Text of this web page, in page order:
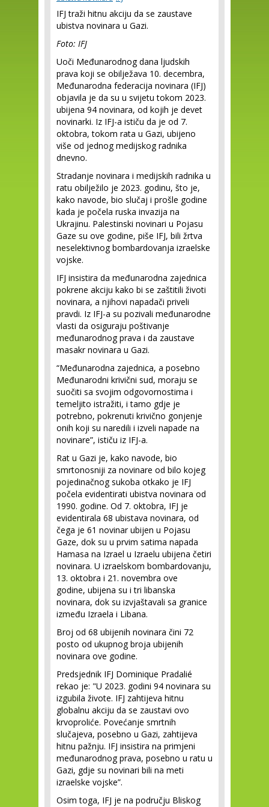
IFJ traži hitnu akciju da se zaustave
ubistva novinara u Gazi.
Foto: IFJ
Uoči Međunarodnog dana ljudskih
prava koji se obilježava 10. decembra,
Međunarodna federacija novinara (IFJ)
objavila je da su u svijetu tokom 2023.
ubijena 94 novinara, od kojih je devet
novinarki. Iz IFJ-a ističu da je od 7.
oktobra, tokom rata u Gazi, ubijeno
više od jednog medijskog radnika
dnevno.
Stradanje novinara i medijskih radnika u
ratu obilježilo je 2023. godinu, što je,
kako navode, bio slučaj i prošle godine
kada je počela ruska invazija na
Ukrajinu. Palestinski novinari u Pojasu
Gaze su ove godine, piše IFJ, bili žrtva
neselektivnog bombardovanja izraelske
vojske.
IFJ insistira da međunarodna zajednica
pokrene akciju kako bi se zaštitili životi
novinara, a njihovi napadači priveli
pravdi. Iz IFJ-a su pozivali međunarodne
vlasti da osiguraju poštivanje
međunarodnog prava i da zaustave
masakr novinara u Gazi.
“Međunarodna zajednica, a posebno
Međunarodni krivični sud, moraju se
suočiti sa svojim odgovornostima i
temeljito istražiti, i tamo gdje je
potrebno, pokrenuti krivično gonjenje
onih koji su naredili i izveli napade na
novinare”, ističu iz IFJ-a.
Rat u Gazi je, kako navode, bio
smrtonosniji za novinare od bilo kojeg
pojedinačnog sukoba otkako je IFJ
počela evidentirati ubistva novinara od
1990. godine. Od 7. oktobra, IFJ je
evidentirala 68 ubistava novinara, od
čega je 61 novinar ubijen u Pojasu
Gaze, dok su u prvim satima napada
Hamasa na Izrael u Izraelu ubijena četiri
novinara. U izraelskom bombardovanju,
13. oktobra i 21. novembra ove
godine, ubijena su i tri libanska
novinara, dok su izvjaštavali sa granice
između Izraela i Libana.
Broj od 68 ubijenih novinara čini 72
posto od ukupnog broja ubijenih
novinara ove godine.
Predsjednik IFJ Dominique Pradalié
rekao je: "U 2023. godini 94 novinara su
izgubila živote. IFJ zahtijeva hitnu
globalnu akciju da se zaustavi ovo
krvoproliće. Povećanje smrtnih
slučajeva, posebno u Gazi, zahtijeva
hitnu pažnju. IFJ insistira na primjeni
međunarodnog prava, posebno u ratu u
Gazi, gdje su novinari bili na meti
izraelske vojske”.
Osim toga, IFJ je na području Bliskog